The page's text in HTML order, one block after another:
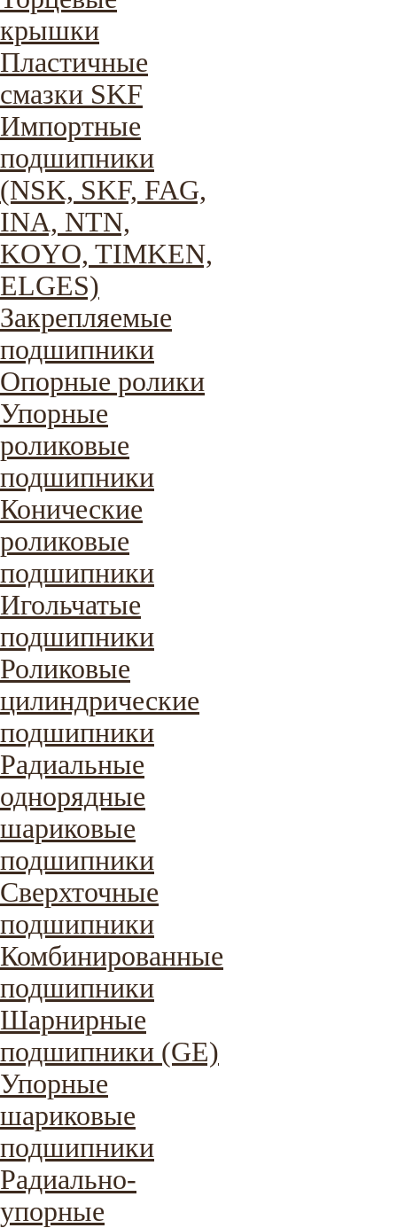
крышки
Пластичные
смазки SKF
Импортные
подшипники
(NSK, SKF, FAG,
INA, NTN,
KOYO, TIMKEN,
ELGES)
Закрепляемые
подшипники
Опорные ролики
Упорные
роликовые
подшипники
Конические
роликовые
подшипники
Игольчатые
подшипники
Роликовые
цилиндрические
подшипники
Радиальные
однорядные
шариковые
подшипники
Сверхточные
подшипники
Комбинированные
подшипники
Шарнирные
подшипники (GE)
Упорные
шариковые
подшипники
Радиально-
упорные